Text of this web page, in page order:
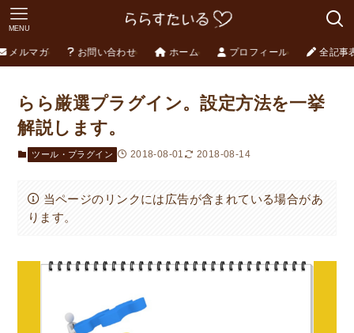
MENU
メルマガ お問い合わせ ホーム プロフィール 全記事
らら厳選プラグイン。設定方法を一挙
解説します。
ツール・プラグイン 2018-08-01 2018-08-14
当ページのリンクには広告が含まれている場合があ
ります。